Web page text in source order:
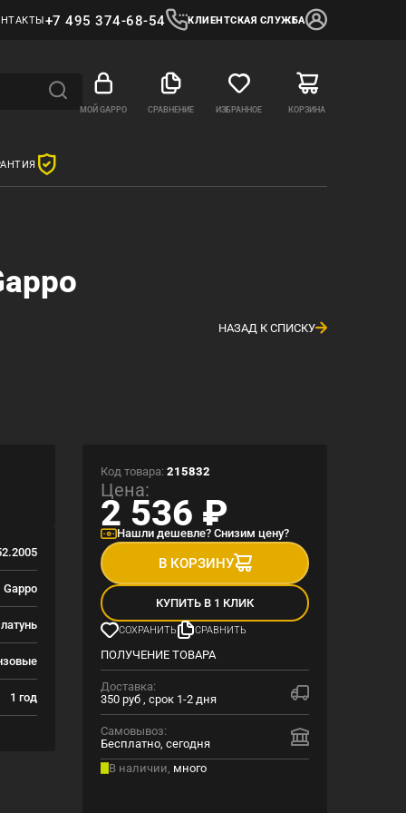
+7 495 374-68-54 КЛИЕНТСКАЯ СЛУЖБА
МОЙ GAPPO СРАВНЕНИЕ ИЗБРАННОЕ КОРЗИНА
НАЗАД К СПИСКУ
Gappo
латунь
1 год
Код товара: 215832
Цена:
2 536 ₽
Нашли дешевле? Снизим цену?
В КОРЗИНУ
КУПИТЬ В 1 КЛИК
СОХРАНИТЬ СРАВНИТЬ
ПОЛУЧЕНИЕ ТОВАРА
Доставка:
350 руб , срок 1-2 дня
Самовывоз:
Бесплатно, сегодня
В наличии, много